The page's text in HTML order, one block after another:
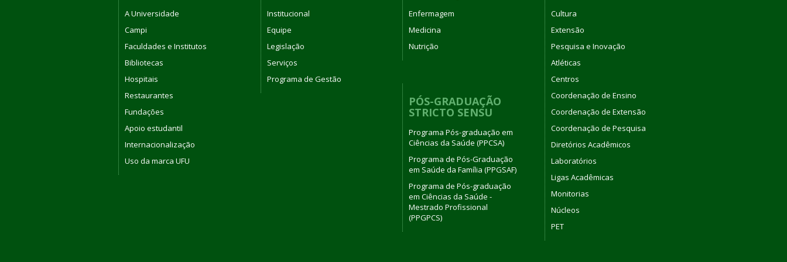
A Universidade
Campi
Faculdades e Institutos
Bibliotecas
Hospitais
Restaurantes
Fundações
Apoio estudantil
Internacionalização
Uso da marca UFU
Institucional
Equipe
Legislação
Serviços
Programa de Gestão
Enfermagem
Medicina
Nutrição
PÓS-GRADUAÇÃO
STRICTO SENSU
Programa Pós-graduação em
Ciências da Saúde (PPCSA)
Programa de Pós-Graduação
em Saúde da Família (PPGSAF)
Programa de Pós-graduação
em Ciências da Saúde -
Mestrado Profissional
(PPGPCS)
Cultura
Extensão
Pesquisa e Inovação
Atléticas
Centros
Coordenação de Ensino
Coordenação de Extensão
Coordenação de Pesquisa
Diretórios Acadêmicos
Laboratórios
Ligas Acadêmicas
Monitorias
Núcleos
PET